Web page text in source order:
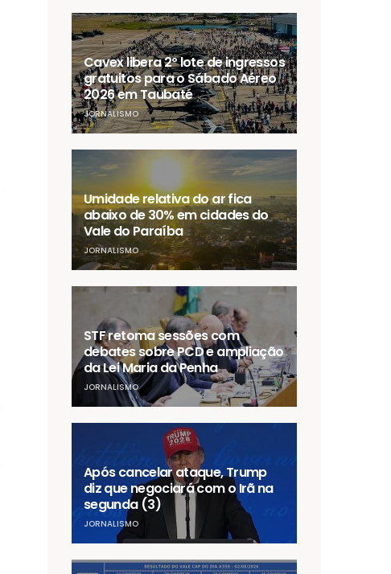
Cavex libera 2º lote de ingressos
gratuitos para o Sábado Aéreo
2026 em Taubaté
JORNALISMO
Umidade relativa do ar fica
abaixo de 30% em cidades do
Vale do Paraíba
JORNALISMO
STF retoma sessões com
debates sobre PCD e ampliação
da Lei Maria da Penha
JORNALISMO
Após cancelar ataque, Trump
diz que negociará com o Irã na
segunda (3)
JORNALISMO